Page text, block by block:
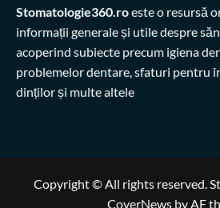
Stomatologie360.roeste o resursă
informații generale și utile despre
acoperind subiecte precum igiena
problemelor dentare, sfaturi pentru
dinților și multe altele
Copyright © All rights reserved.
CoverNewsby AF